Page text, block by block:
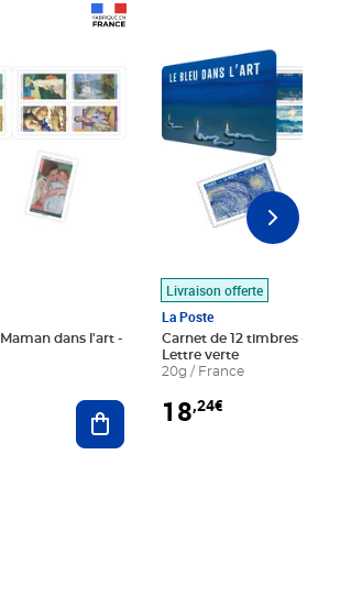
dans l'art -
Ajouter au panier
Livraison offerte
La Poste
Carnet de 12 timbres - Le
Lettre verte
20g / France
18,24€